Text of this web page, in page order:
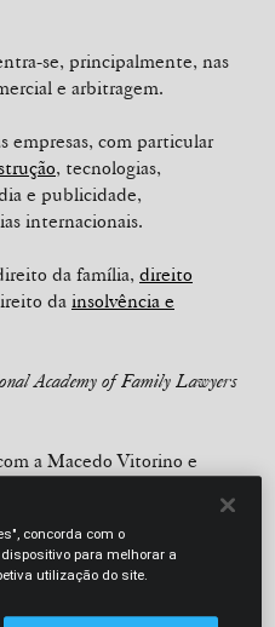
se, principalmente, nas
e arbitragem.
empresas, com particular
, tecnologias,
e publicidade,
internacionais.
da família, direito
da insolvência e
Academy of Family Lawyers
a Macedo Vitorino e
1998 a 2004.
concorda com o
para melhorar a
utilização do site.